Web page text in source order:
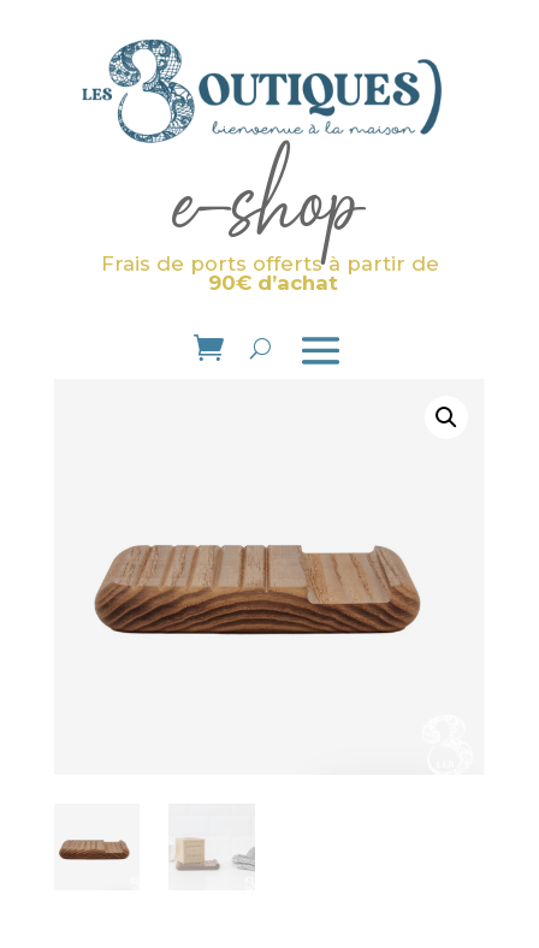
e-shop
Frais de ports offerts à partir de
90€ d’achat